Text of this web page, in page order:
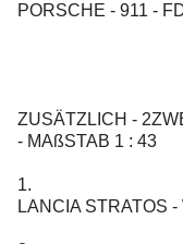
PORSCHE - 911 -
ZUSÄTZLICH -
- MAßSTAB 1 : 43
1.
LANCIA STRATOS